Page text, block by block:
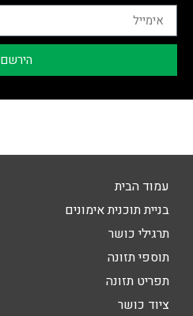
הירשם
עמוד הבית
בניית תוכנית אימונים
תרגילי כושר
תוספי תזונה
תפריט תזונה
ציוד כושר